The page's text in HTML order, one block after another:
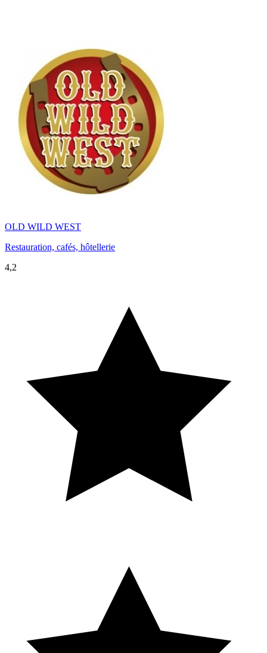
OLD WILD WEST
Restauration, cafés, hôtellerie
4,2